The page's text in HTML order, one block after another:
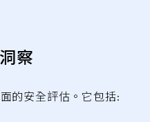
察
的安全評估。它包括: